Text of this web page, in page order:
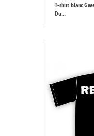
T-shirt blanc
Du...